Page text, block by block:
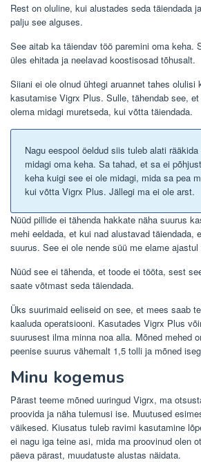
Rest on oluline, kui alustades seda täiendada
palju see alguses.
See aitab ka täiendav töö paremini oma keha.
üles ehitada ja neelavad koostisosad tõhusalt.
Siiani ei ole olnud ühtegi aruannet tahes olulisi
kasutamise Vigrx Plus. Sulle, tähendab see,
olema midagi muretseda, kui võtta täiendada.
Nagu eespool öeldud siis tuleb alati
midagi oma keha. Sa tahad, et sa ei
keha kuigi see ei ole midagi, mida sa pea
kui võtta Vigrx Plus. Jällegi ma ei ole arst.
Nüüd pillide ei tähenda hakkate näha suurus
mehi eeldada, et kui nad alustavad täiendada,
suurus. See ei ole nende süü me elame
Nüüd see ei tähenda, et toode ei tööta, sest
saate võtmast seda täiendada.
Üks suurimaid eeliseid on see, et mees saab
kaaluda operatsiooni. Kasutades Vigrx Plus
suurusest ilma minna noa alla. Mõned mehed
peenise suurus vähemalt 1,5 tolli ja mõned
Minu kogemus
Pärast teeme mõned uuringud Vigrx, ma
proovida ja näha tulemusi ise. Muutused
väikesed. Kiusatus tuleb ravimi kasutamine
ei nagu iga teine ​​asi, mida ma proovinud olen
päeva pärast, muudatuste alustas näidata.